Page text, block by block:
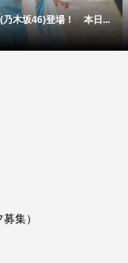
乃木坂46)登場！ 本日...
集）